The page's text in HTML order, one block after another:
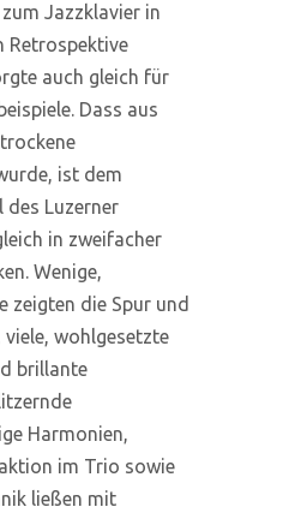
Jazzklavier in
Retrospektive
auch gleich für
Dass aus
ist dem
des Luzerner
in zweifacher
Wenige,
zeigten die Spur und
viele, wohlgesetzte
brillante
Harmonien,
im Trio sowie
ließen mit